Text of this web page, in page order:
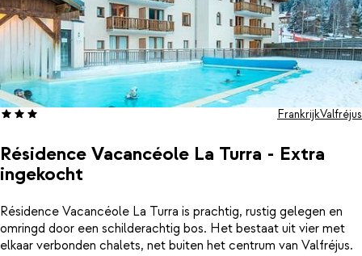
Résidence Vacancéole La Turra - Extra
ingekocht
FrankrijkValfréjus
Résidence Vacancéole La Turra is prachtig, rustig gelegen en
omringd door een schilderachtig bos. Het bestaat uit vier met
elkaar verbonden chalets, net buiten het centrum van Valfréjus.